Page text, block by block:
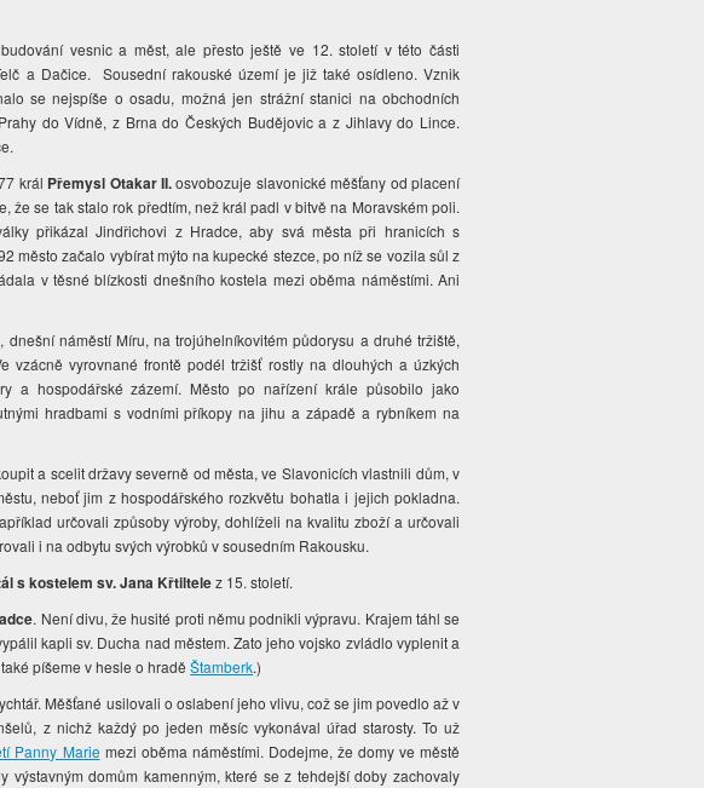
vesnic a měst, ale přesto ještě ve 12. století v této části
a Dačice. Sousední rakouské území je již také osídleno. Vznik
se nejspíše o osadu, možná jen strážní stanici na obchodních
do Vídně, z Brna do Českých Budějovic a z Jihlavy do Lince.
král Přemysl Otakar II.osvobozuje slavonické měšťany od placení
že se tak stalo rok předtím, než král padl v bitvě na Moravském poli.
přikázal Jindřichovi z Hradce, aby svá města při hranicích s
město začalo vybírat mýto na kupecké stezce, po níž se vozila sůl z
v těsné blízkosti dnešního kostela mezi oběma náměstími. Ani
, dnešní náměstí Míru, na trojúhelníkovitém půdorysu a druhé tržiště,
vzácně vyrovnané frontě podél tržišť rostly na dlouhých a úzkých
a hospodářské zázemí. Město po nařízení krále působilo jako
hradbami s vodními příkopy na jihu a západě a rybníkem na
a scelit državy severně od města, ve Slavonicích vlastnili dům, v
neboť jim z hospodářského rozkvětu bohatla i jejich pokladna.
určovali způsoby výroby, dohlíželi na kvalitu zboží a určovali
i na odbytu svých výrobků v sousedním Rakousku.
s kostelem sv. Jana Křtiltelez 15. století.
. Není divu, že husité proti němu podnikli výpravu. Krajem táhl se
kapli sv. Ducha nad městem. Zato jeho vojsko zvládlo vyplenit a
píšeme v hesle o hraděŠtamberk.)
Měšťané usilovali o oslabení jeho vlivu, což se jim povedlo až v
z nichž každý po jeden měsíc vykonával úřad starosty. To už
Panny Mariemezi oběma náměstími. Dodejme, že domy ve městě
domům kamenným, které se z tehdejší doby zachovaly